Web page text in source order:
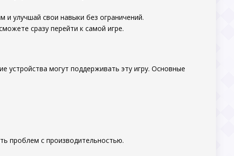
улучшай свои навыки без ограничений.
сразу перейти к самой игре.
устройства могут поддерживать эту игру. Основные
проблем с производительностью.